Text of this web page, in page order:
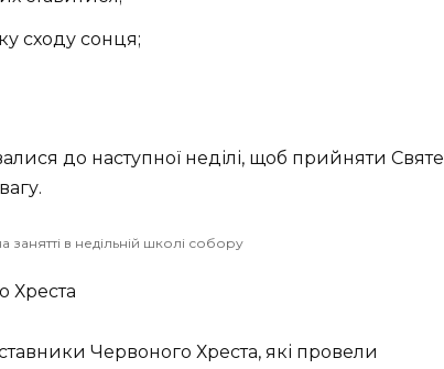
сходу сонця;
до наступної неділі, щоб прийняти Святе
в недільній школі собору
Хреста
Червоного Хреста, які провели